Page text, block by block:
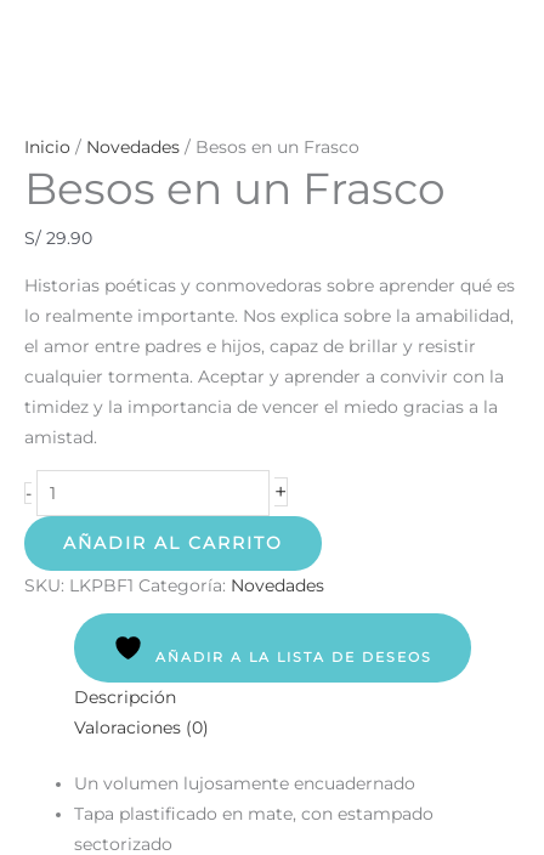
Inicio / Novedades / Besos en un Frasco
Besos en un Frasco
S/ 29.90
Historias poéticas y conmovedoras sobre aprender qué es
lo realmente importante. Nos explica sobre la amabilidad,
el amor entre padres e hijos, capaz de brillar y resistir
cualquier tormenta. Aceptar y aprender a convivir con la
timidez y la importancia de vencer el miedo gracias a la
amistad.
- +
AÑADIR AL CARRITO
SKU: LKPBF1 Categoría: Novedades
AÑADIR A LA LISTA DE DESEOS
Descripción
Valoraciones (0)
Un volumen lujosamente encuadernado
Tapa plastificado en mate, con estampado
sectorizado